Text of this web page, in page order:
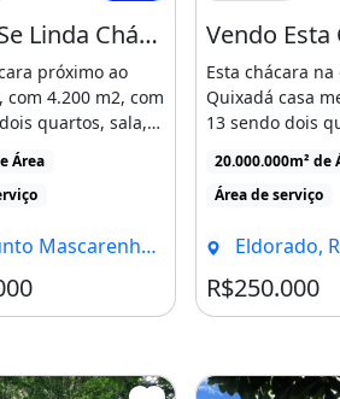
Vende-Se Linda Chácara Próximo Ao Aeroporto
próximo ao
com 4.200 m2, com
quartos, sala,
dispensa, [...]
Área
de Moraes, Rio Branco - AC
Vendo Esta
Esta chácara
Quixadá casa
13 sendo dois
closet um
20.000.000m² de
Área de serviço
Eldorado,
R$250.000